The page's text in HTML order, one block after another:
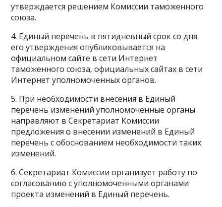
утверждается решением Комиссии таможенного
союза.
4. Единый перечень в пятидневный срок со дня
его утверждения опубликовывается на
официальном сайте в сети Интернет
таможенного союза, официальных сайтах в сети
Интернет уполномоченных органов.
5. При необходимости внесения в Единый
перечень изменений уполномоченные органы
направляют в Секретариат Комиссии
предложения о внесении изменений в Единый
перечень с обоснованием необходимости таких
изменений.
6. Секретариат Комиссии организует работу по
согласованию с уполномоченными органами
проекта изменений в Единый перечень.